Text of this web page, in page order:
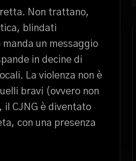
Non trattano,
blindati
un messaggio
in decine di
La violenza non è
bravi (ovvero non
CJNG è diventato
con una presenza